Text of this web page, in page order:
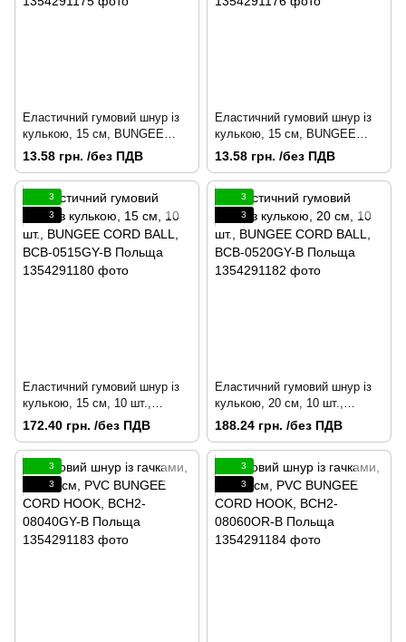
Еластичний гумовий шнур із
кулькою, 15 см, BUNGEE
CORD BALL, BCB-0515WH-L
Польша
13.58 грн. /без ПДВ
Еластичний гумовий шнур із
кулькою, 15 см, BUNGEE
CORD BALL, BCB-0515GY-L
Польша
13.58 грн. /без ПДВ
3
3
Еластичний гумовий шнур із
кулькою, 15 см, 10 шт.,
BUNGEE CORD BALL, BCB-
0515GY-B Польща
172.40 грн. /без ПДВ
3
3
Еластичний гумовий шнур із
кулькою, 20 см, 10 шт.,
BUNGEE CORD BALL, BCB-
0520GY-B Польща
188.24 грн. /без ПДВ
3
3
3
3